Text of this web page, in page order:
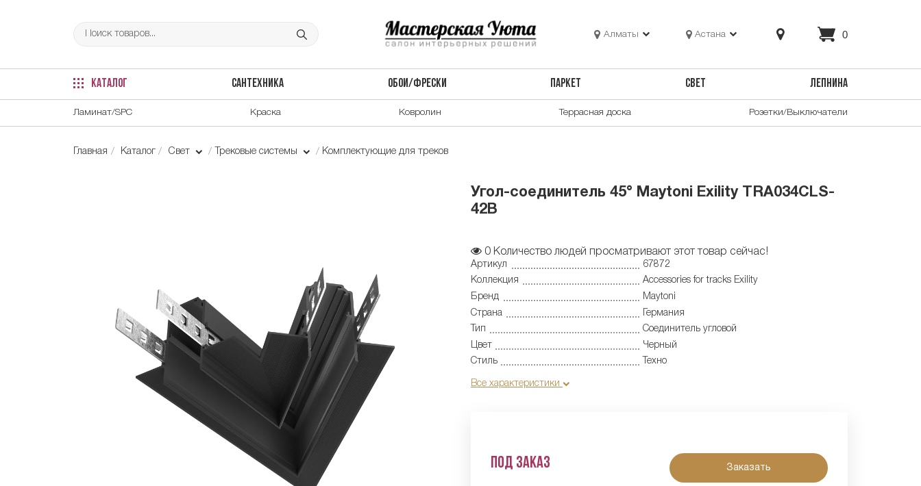
Алматы Астана 0
КАТАЛОГ САНТЕХНИКА ОБОИ/ФРЕСКИ ПАРКЕТ СВЕТ ЛЕПНИНА
Ламинат/SPC Краска Ковролин Террасная доска Розетки/Выключатели
Главная Каталог Свет Трековые системы Комплектующие для треков
Угол-соединитель 45° Maytoni Exility TRA034CLS-
42B
0 Количество людей просматривают этот товар сейчас!
Артикул
67872
Коллекция
Accessories for tracks Exility
Бренд
Maytoni
Страна
Германия
Тип
Соединитель угловой
Цвет
Черный
Стиль
Техно
Все характеристики
Под заказ Заказать